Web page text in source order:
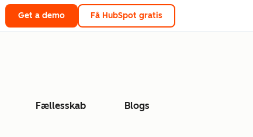
Get a demo Få HubSpot gratis
Fællesskab Blogs